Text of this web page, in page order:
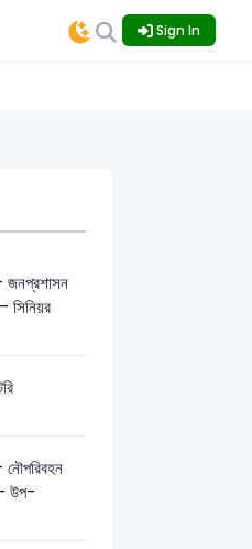
Sign In
জনপ্রশাসন
সিনিয়র
নৌপরিবহন
— উপ-